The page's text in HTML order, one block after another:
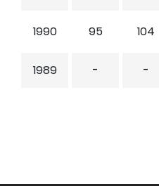
1990 95 104
1989 - -